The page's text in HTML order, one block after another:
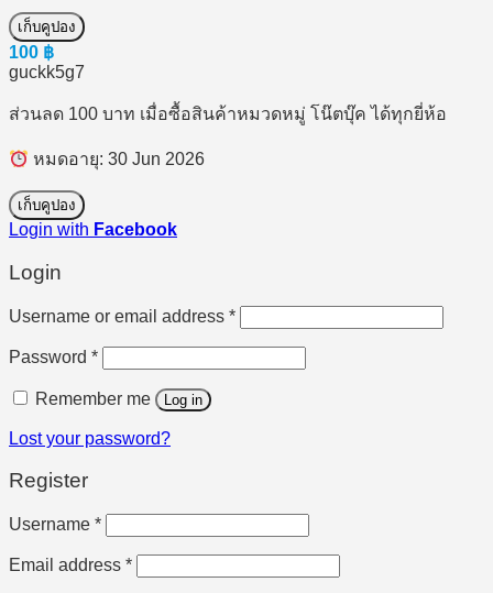
เก็บคูปอง
100 ฿
guckk5g7
ส่วนลด 100 บาท เมื่อซื้อสินค้าหมวดหมู่ โน๊ตบุ๊ค ได้ทุกยี่ห้อ
หมดอายุ: 30 Jun 2026
เก็บคูปอง
Login with Facebook
Login
Username or email address *Required
Password *Required
Remember me Log in
Lost your password?
Register
Username *Required
Email address *Required